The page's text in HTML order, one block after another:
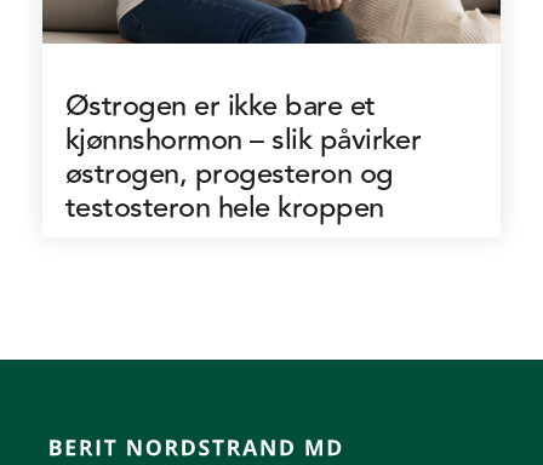
Østrogen er ikke bare et
kjønnshormon – slik påvirker
østrogen, progesteron og
testosteron hele kroppen